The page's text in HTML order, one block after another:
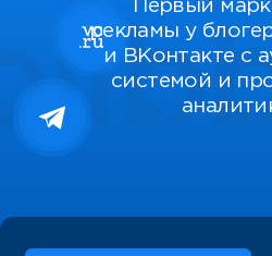
Первый
рекламы у
и ВКонтакте с
системой и